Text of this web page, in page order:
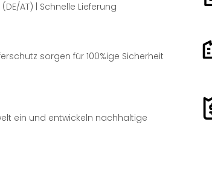
AT) | Schnelle Lieferung
sorgen für 100%ige Sicherheit
ein und entwickeln nachhaltige